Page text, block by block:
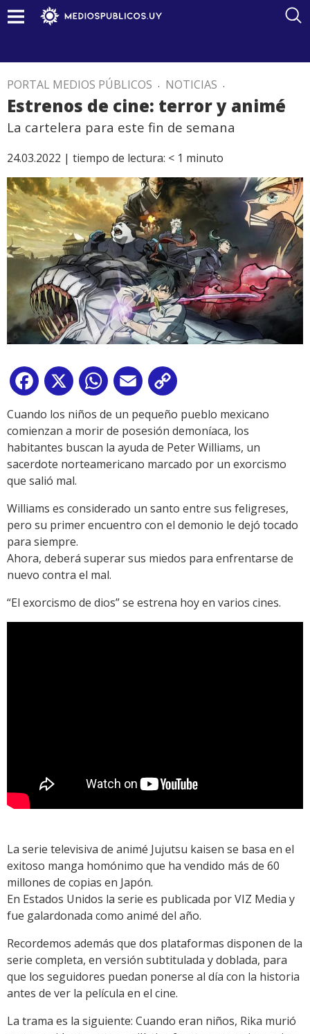
PORTAL MEDIOS PÚBLICOS . NOTICIAS .
Estrenos de cine: terror y animé
La cartelera para este fin de semana
24.03.2022 | tiempo de lectura: < 1 minuto
Facebook
X WhatsApp
Email
Link
Cuando los niños de un pequeño pueblo mexicano
comienzan a morir de posesión demoníaca, los
habitantes buscan la ayuda de Peter Williams, un
sacerdote norteamericano marcado por un exorcismo
que salió mal.
Williams es considerado un santo entre sus feligreses,
pero su primer encuentro con el demonio le dejó tocado
para siempre.
Ahora, deberá superar sus miedos para enfrentarse de
nuevo contra el mal.
“El exorcismo de dios” se estrena hoy en varios cines.
La serie televisiva de animé Jujutsu kaisen se basa en el
exitoso manga homónimo que ha vendido más de 60
millones de copias en Japón.
En Estados Unidos la serie es publicada por VIZ Media y
fue galardonada como animé del año.
Recordemos además que dos plataformas disponen de la
serie completa, en versión subtitulada y doblada, para
que los seguidores puedan ponerse al día con la historia
antes de ver la película en el cine.
La trama es la siguiente: Cuando eran niños, Rika murió